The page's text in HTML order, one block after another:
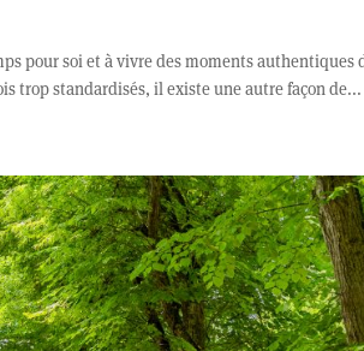
pour soi et à vivre des moments authentiques
trop standardisés, il existe une autre façon de...